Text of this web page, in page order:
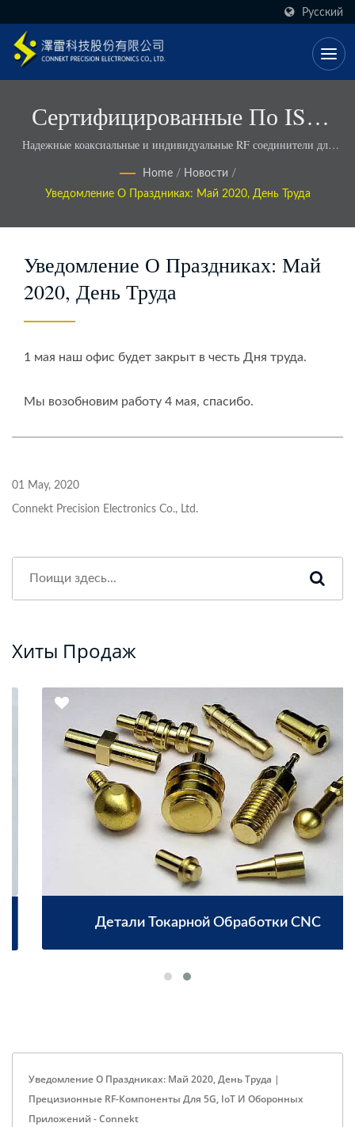
Русский
Сертифицированные По ISO
OEM RF-Решения С Более
Быстрыми Сроками
Надежные коаксиальные и индивидуальные RF соединители для
Home / Новости /
Уведомление О Праздниках: Май 2020, День Труда
Уведомление О Праздниках: Май
2020, День Труда
1 мая наш офис будет закрыт в честь Дня труда.
Мы возобновим работу 4 мая, спасибо.
01 May, 2020
Connekt Precision Electronics Co., Ltd.
Хиты Продаж
Детали Токарной Обработки CNC
Уведомление О Праздниках: Май 2020, День Труда |
Прецизионные RF-Компоненты Для 5G, IoT И Оборонных
Приложений - Connekt